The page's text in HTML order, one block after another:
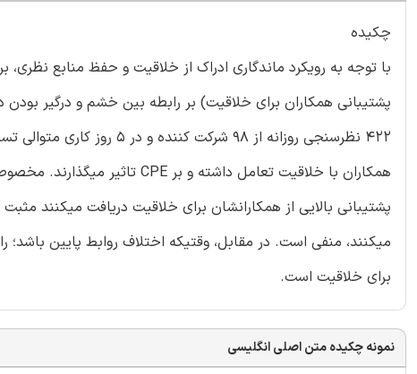
چکیده
پشتیبانی همکاران برای خلاقیت) بر رابطه بین خشم و درگیر بودن
422 نظرسنجی روزانه از 98
پشتیبانی بالایی از همکارانشان برای خلاقیت دریافت میکنند
برای خلاقیت است.
نمونه چکیده متن اصلی انگلیسی